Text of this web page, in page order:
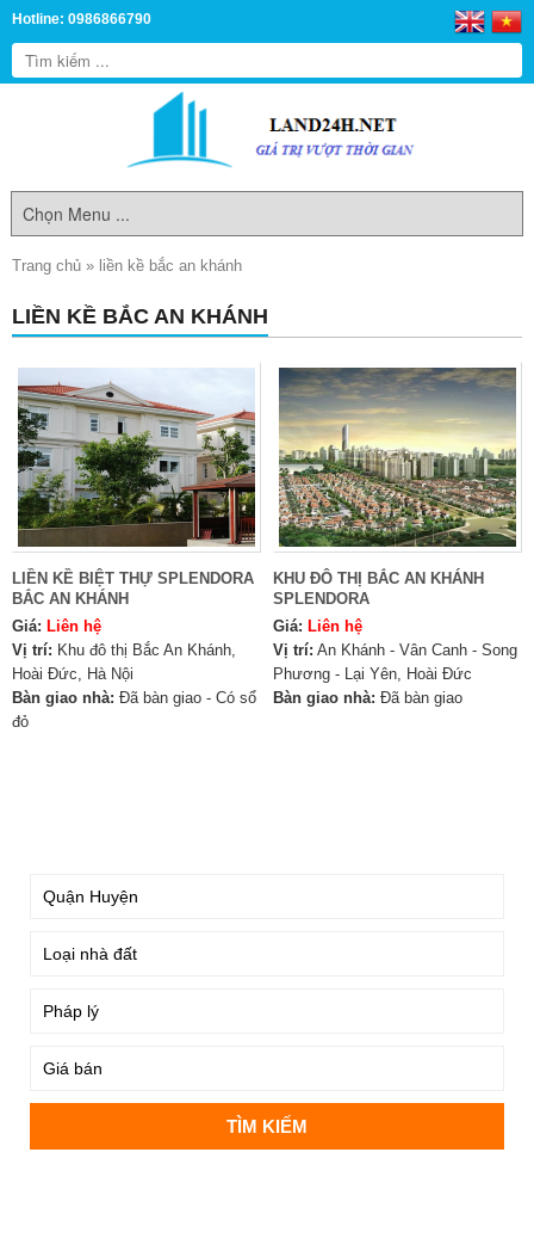
Hotline: 0986866790
Trang chủ » liền kề bắc an khánh
LIỀN KỀ BẮC AN KHÁNH
LIỀN KỀ BIỆT THỰ SPLENDORA
BẮC AN KHÁNH
Giá: Liên hệ
Vị trí: Khu đô thị Bắc An Khánh,
Hoài Đức, Hà Nội
Bàn giao nhà: Đã bàn giao - Có sổ
đỏ
KHU ĐÔ THỊ BẮC AN KHÁNH
SPLENDORA
Giá: Liên hệ
Vị trí: An Khánh - Vân Canh - Song
Phương - Lại Yên, Hoài Đức
Bàn giao nhà: Đã bàn giao